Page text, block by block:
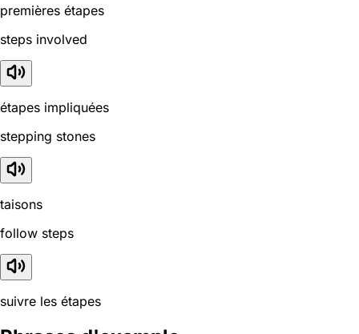
premières étapes
steps involved
étapes impliquées
stepping stones
taisons
follow steps
suivre les étapes